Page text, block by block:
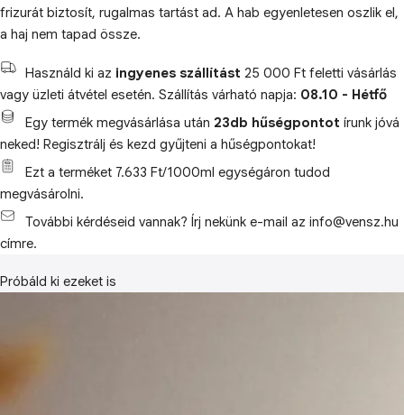
frizurát biztosít, rugalmas tartást ad. A hab egyenletesen oszlik el,
a haj nem tapad össze.
Használd ki az ingyenes szállítást 25 000 Ft feletti vásárlás
vagy üzleti átvétel esetén. Szállítás várható napja: 08.10 - Hétfő
Egy termék megvásárlása után 23db hűségpontot írunk jóvá
neked! Regisztrálj és kezd gyűjteni a hűségpontokat!
Ezt a terméket 7.633 Ft/1000ml egységáron tudod
megvásárolni.
További kérdéseid vannak? Írj nekünk e-mail az info@vensz.hu
címre.
Próbáld ki ezeket is